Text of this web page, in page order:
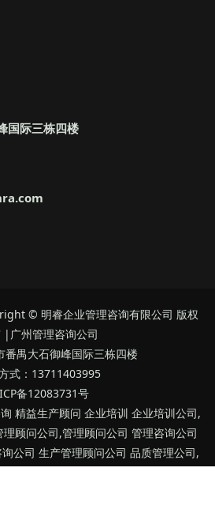
国际三栋四楼
© 明睿企业管理咨询有限公司 版权
|广州管理咨询公司
番禺大石御峰国际三栋四楼
式：13711403995
备12083731号
精益生产顾问 企业培训 企业培训公司,
顾问公司,管理顾问公司 管理咨询公司
公司 生产管理顾问公司 品质管理公司,